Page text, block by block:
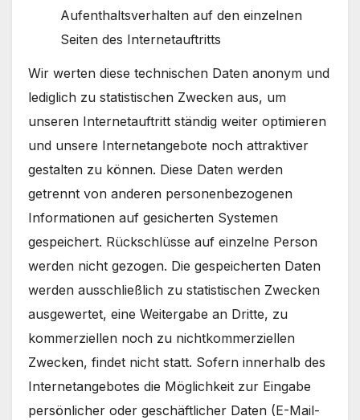
Aufenthaltsverhalten auf den einzelnen
Seiten des Internetauftritts
Wir werten diese technischen Daten anonym und
lediglich zu statistischen Zwecken aus, um
unseren Internetauftritt ständig weiter optimieren
und unsere Internetangebote noch attraktiver
gestalten zu können. Diese Daten werden
getrennt von anderen personenbezogenen
Informationen auf gesicherten Systemen
gespeichert. Rückschlüsse auf einzelne Person
werden nicht gezogen. Die gespeicherten Daten
werden ausschließlich zu statistischen Zwecken
ausgewertet, eine Weitergabe an Dritte, zu
kommerziellen noch zu nichtkommerziellen
Zwecken, findet nicht statt. Sofern innerhalb des
Internetangebotes die Möglichkeit zur Eingabe
persönlicher oder geschäftlicher Daten (E-Mail-